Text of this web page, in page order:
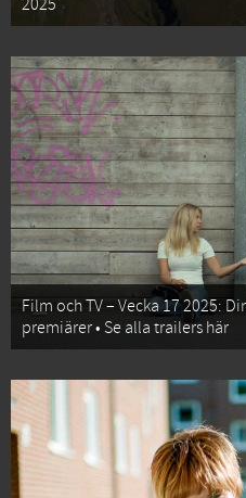
2025
Film och TV – Vecka 17 2025:
premiärer • Se alla trailers här